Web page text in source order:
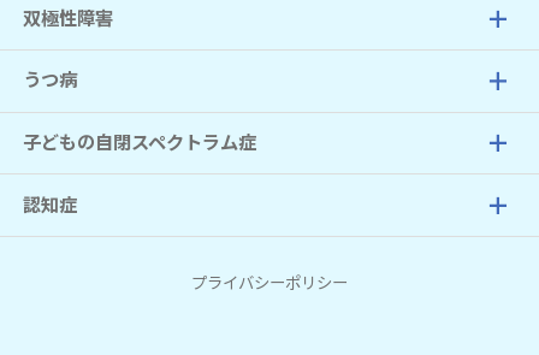
双極性障害
うつ病
子どもの自閉スペクトラム症
認知症
プライバシーポリシー